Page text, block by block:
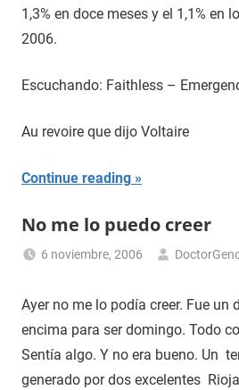
1,3% en doce meses y el 1,1% en
2006.
Escuchando: Faithless –
Au revoire que dijo Voltaire
Continue reading
No me lo puedo creer
6 noviembre, 2006
Ayer no me lo podía creer. Fue un
encima para ser domingo. Todo
Sentía algo. Y no era bueno. Un
generado por dos excelentes